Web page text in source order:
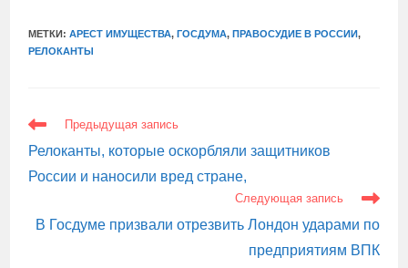
МЕТКИ:АРЕСТ ИМУЩЕСТВА, ГОСДУМА, ПРАВОСУДИЕ В РОССИИ,
РЕЛОКАНТЫ
ЕЩЕ
СТАТЬИ
Предыдущая запись
Релоканты, которые оскорбляли защитников
России и наносили вред стране,
Следующая запись
В Госдуме призвали отрезвить Лондон ударами по
предприятиям ВПК